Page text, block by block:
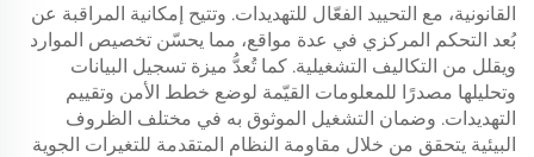
القانونية، مع التحييد الفعّال للتهديدات. وتتيح إمكانية المراقبة عن
بُعد التحكم المركزي في عدة مواقع، مما يحسّن تخصيص الموارد
ويقلل من التكاليف التشغيلية. كما تُعدُّ ميزة تسجيل البيانات
وتحليلها مصدرًا للمعلومات القيّمة لوضع خطط الأمن وتقييم
التهديدات. وضمان التشغيل الموثوق به في مختلف الظروف
البيئية يتحقق من خلال مقاومة النظام المتقدمة للتغيرات الجوية